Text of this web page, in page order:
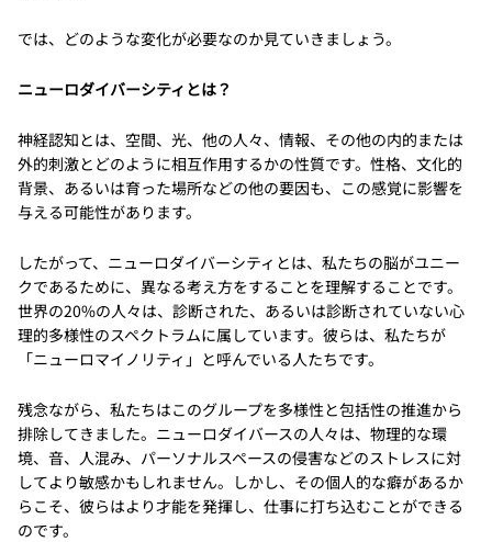
では、どのような変化が必要なのか見ていきましょう。
ニューロダイバーシティとは？
神経認知とは、空間、光、他の人々、情報、その他の内的または
外的刺激とどのように相互作用するかの性質です。性格、文化的
背景、あるいは育った場所などの他の要因も、この感覚に影響を
与える可能性があります。
したがって、ニューロダイバーシティとは、私たちの脳がユニー
クであるために、異なる考え方をすることを理解することです。
世界の20%の人々は、診断された、あるいは診断されていない心
理的多様性のスペクトラムに属しています。彼らは、私たちが
「ニューロマイノリティ」と呼んでいる人たちです。
残念ながら、私たちはこのグループを多様性と包括性の推進から
排除してきました。ニューロダイバースの人々は、物理的な環
境、音、人混み、パーソナルスペースの侵害などのストレスに対
してより敏感かもしれません。しかし、その個人的な癖があるか
らこそ、彼らはより才能を発揮し、仕事に打ち込むことができる
のです。